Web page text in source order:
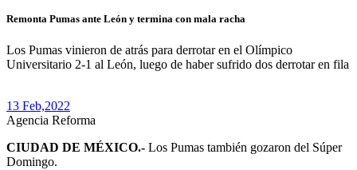
Remonta Pumas ante León y termina con mala racha
Los Pumas vinieron de atrás para derrotar en el Olímpico
Universitario 2-1 al León, luego de haber sufrido dos derrotar en fila
13 Feb,2022
Agencia Reforma
CIUDAD DE MÉXICO.- Los Pumas también gozaron del Súper
Domingo.